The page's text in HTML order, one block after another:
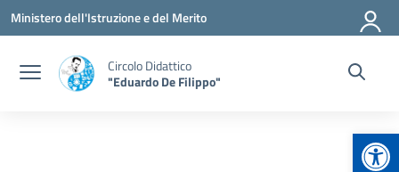
Vai ai contenuti
Vai al menu di navigazione
Vai al footer
Ministero dell'Istruzione e del Merito
Circolo Didattico
"Eduardo De Filippo"